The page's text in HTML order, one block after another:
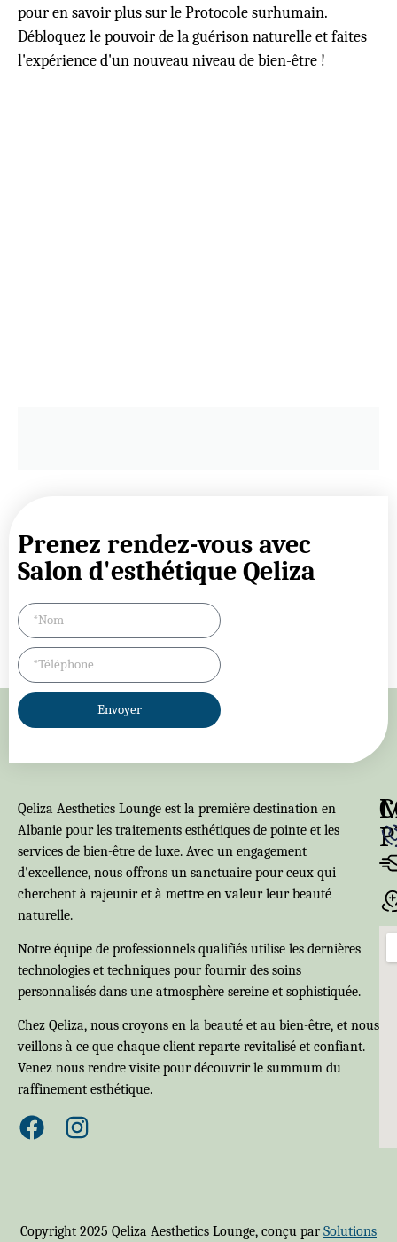
pour en savoir plus sur le Protocole surhumain.
Débloquez le pouvoir de la guérison naturelle et faites
l'expérience d'un nouveau niveau de bien-être !
Prenez rendez-vous avec
Salon d'esthétique Qeliza
Envoyer
Qeliza Aesthetics Lounge est la première destination en
Albanie pour les traitements esthétiques de pointe et les
services de bien-être de luxe. Avec un engagement
d'excellence, nous offrons un sanctuaire pour ceux qui
cherchent à rajeunir et à mettre en valeur leur beauté
naturelle.
Notre équipe de professionnels qualifiés utilise les dernières
technologies et techniques pour fournir des soins
personnalisés dans une atmosphère sereine et sophistiquée.
Chez Qeliza, nous croyons en la beauté et au bien-être, et nous
veillons à ce que chaque client reparte revitalisé et confiant.
Venez nous rendre visite pour découvrir le summum du
raffinement esthétique.
Copyright 2025 Qeliza Aesthetics Lounge, conçu parSolutions